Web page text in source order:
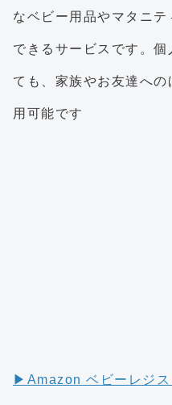
なベビー用品やマタニ
できるサービスです。
ても、家族やお友達への
用可能です
▶︎Amazon ベビーレジ